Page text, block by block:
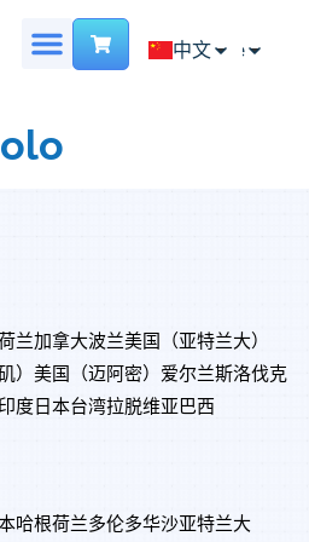
Chinese
中文
兰加拿大波兰美国（亚特兰大）
） 美国（迈阿密） 爱尔兰斯洛伐克
印度日本台湾拉脱维亚 巴西
哈根荷兰多伦多华沙亚特兰大